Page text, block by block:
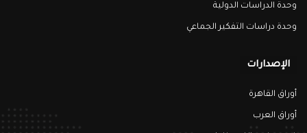
وحدة الدراسات الدولية
وحدة دراسات التفكير الجماعي
الإصدارات
أوراق القاهرة
أوراق العرب